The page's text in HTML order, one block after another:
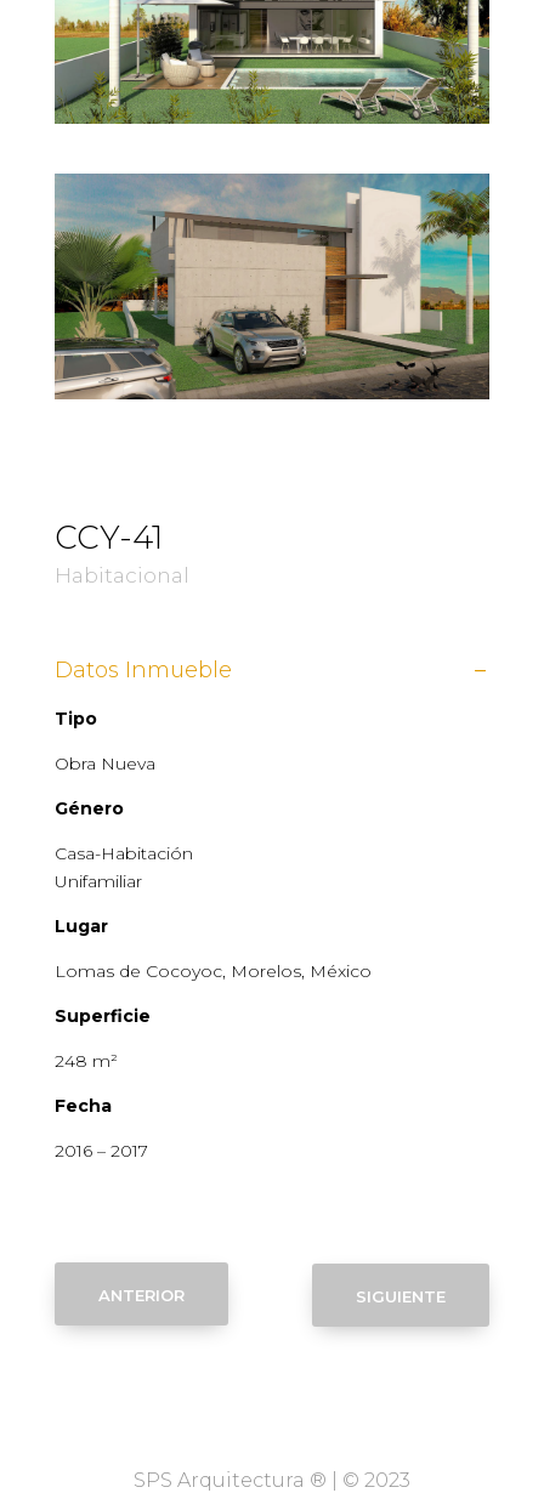
CCY-41
Habitacional
Datos Inmueble
Tipo
Obra Nueva
Género
Casa-Habitación
Unifamiliar
Lugar
Lomas de Cocoyoc, Morelos, México
Superficie
248 m²
Fecha
2016 – 2017
anterior siguiente
SPS Arquitectura ® | © 2023